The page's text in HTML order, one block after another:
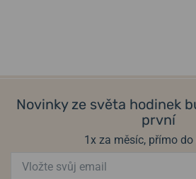
Novinky ze světa hodinek
první
1x za měsíc, přímo do